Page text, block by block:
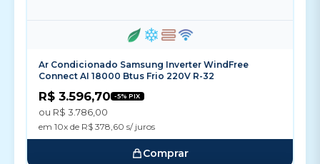
Ar Condicionado Samsung Inverter WindFree
Connect AI 18000 Btus Frio 220V R-32
R$ 3.596,70 -5% PIX
ou R$ 3.786,00
em 10x de R$ 378,60 s/ juros
Comprar